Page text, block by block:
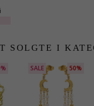
SOLGTE I
SALE 50%